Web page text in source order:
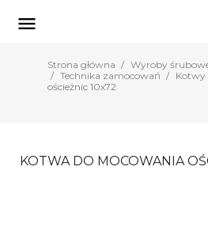

Strona główna
Wyroby
Technika zamocowań
Kotwy
ościeżnic 10x72
KOTWA DO MOCOWANIA